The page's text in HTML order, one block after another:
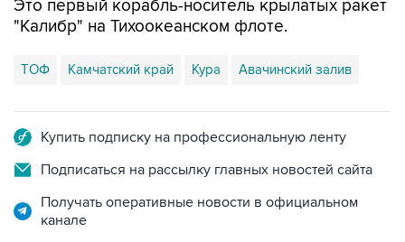
ТОФ Камчатский край Кура Авачинский залив
Подписаться на рассылку главных новостей сайта
Получать оперативные новости в официальном
канале